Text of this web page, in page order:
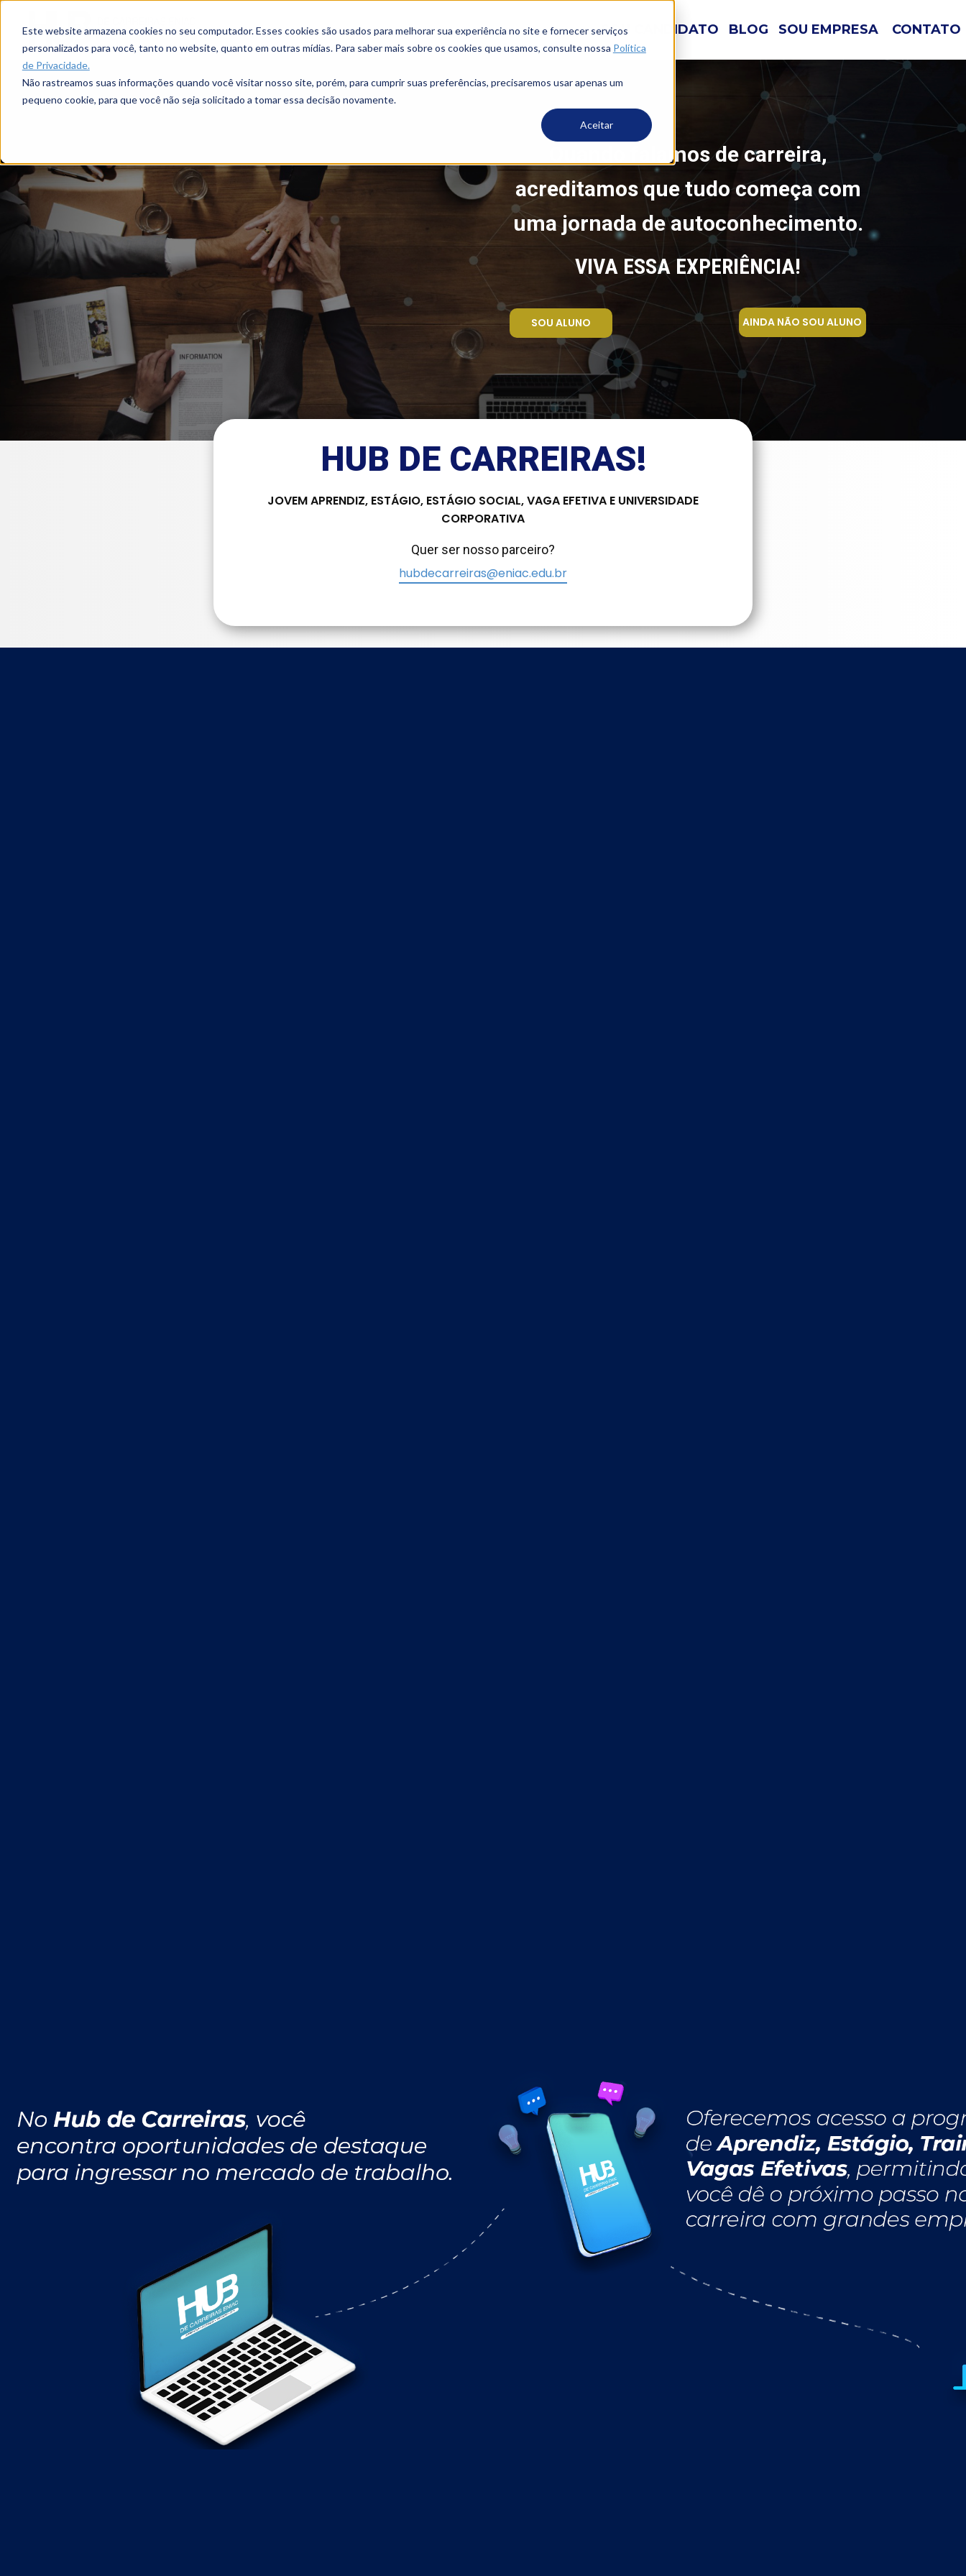
Este website armazena cookies no seu computador. Esses cookies são usados ​​para melhorar sua experiência no site e fornecer serviços
personalizados para você, tanto no website, quanto em outras mídias. Para saber mais sobre os cookies que usamos, consulte nossa Política
de Privacidade.
Não rastreamos suas informações quando você visitar nosso site, porém, para cumprir suas preferências, precisaremos usar apenas um
pequeno cookie, para que você não seja solicitado a tomar essa decisão novamente.
Aceitar
SOU CANDIDATO BLOG SOU EMPRESA CONTATO
Quando falamos de carreira,
acreditamos que tudo começa com
uma jornada de​ autoconhecimento.
VIVA ESSA EXPERIÊNCIA!
SOU ALUNO AINDA NÃO SOU ALUNO
HUB DE CARREIRAS!
JOVEM APRENDIZ, ESTÁGIO, ESTÁGIO SOCIAL, VAGA EFETIVA E UNIVERSIDADE
CORPORATIVA
Quer ser nosso parceiro?
hubdecarreiras@eniac.edu.br